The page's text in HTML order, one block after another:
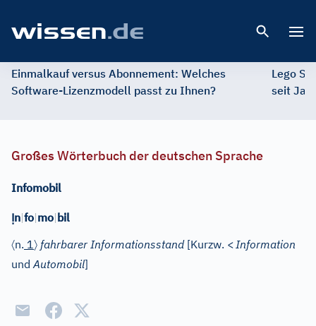
Einmalkauf versus Abonnement: Welches
Software-Lizenzmodell passt zu Ihnen?
Lego
seit
Großes Wörterbuch der deutschen Sprache
Infomobil
Ịn|fo|mo|bil
〈n. 1〉 fahrbarer Informationsstand[Kurzw. <Information
undAutomobil]